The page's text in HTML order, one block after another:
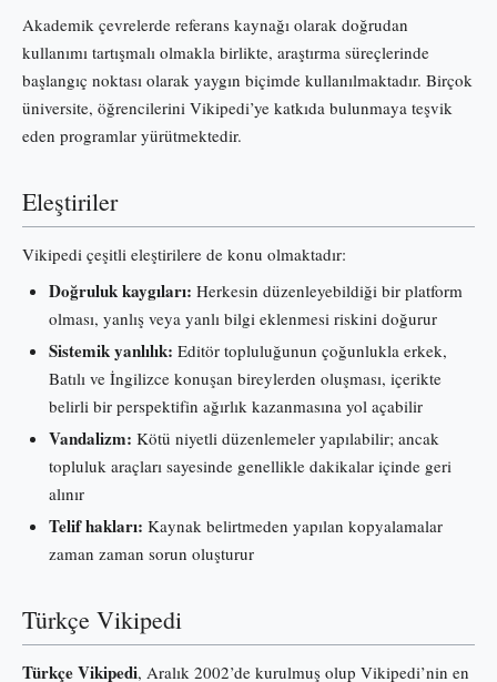
Akademik çevrelerde referans kaynağı olarak doğrudan
kullanımı tartışmalı olmakla birlikte, araştırma süreçlerinde
başlangıç noktası olarak yaygın biçimde kullanılmaktadır. Birçok
üniversite, öğrencilerini Vikipedi’ye katkıda bulunmaya teşvik
eden programlar yürütmektedir.
Eleştiriler
Vikipedi çeşitli eleştirilere de konu olmaktadır:
Doğruluk kaygıları: Herkesin düzenleyebildiği bir platform
olması, yanlış veya yanlı bilgi eklenmesi riskini doğurur
Sistemik yanlılık: Editör topluluğunun çoğunlukla erkek,
Batılı ve İngilizce konuşan bireylerden oluşması, içerikte
belirli bir perspektifin ağırlık kazanmasına yol açabilir
Vandalizm: Kötü niyetli düzenlemeler yapılabilir; ancak
topluluk araçları sayesinde genellikle dakikalar içinde geri
alınır
Telif hakları: Kaynak belirtmeden yapılan kopyalamalar
zaman zaman sorun oluşturur
Türkçe Vikipedi
Türkçe Vikipedi, Aralık 2002’de kurulmuş olup Vikipedi’nin en